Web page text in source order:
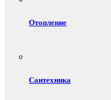
Отопление
Сантехника